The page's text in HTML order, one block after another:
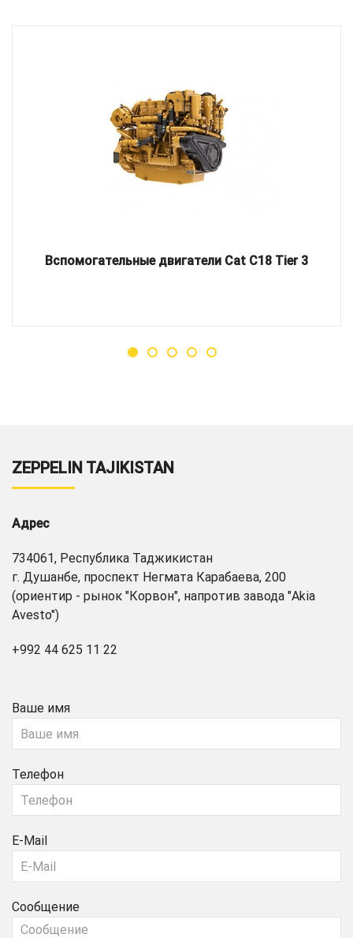
Вспомогательные двигатели Cat C18 Tier 3
ZEPPELIN TAJIKISTAN
Адрес
734061, Республика Таджикистан
г. Душанбе, проспект Негмата Карабаева, 200
(ориентир - рынок "Корвон", напротив завода "Akia
Avesto")
+992 44 625 11 22
Ваше имя
Телефон
E-Mail
Сообщение